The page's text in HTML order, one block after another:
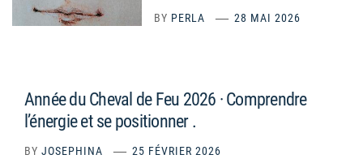
BY PERLA 28 MAI 2026
Année du Cheval de Feu 2026 · Comprendre
l’énergie et se positionner .
BY JOSEPHINA 25 FÉVRIER 2026